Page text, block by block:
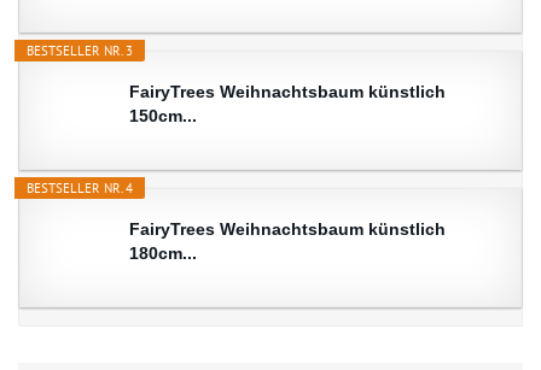
BESTSELLER NR. 3
FairyTrees Weihnachtsbaum künstlich
150cm...
BESTSELLER NR. 4
FairyTrees Weihnachtsbaum künstlich
180cm...